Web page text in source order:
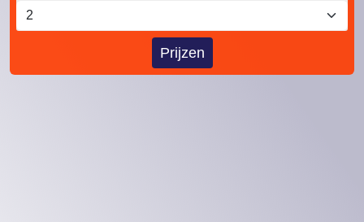
Prijzen